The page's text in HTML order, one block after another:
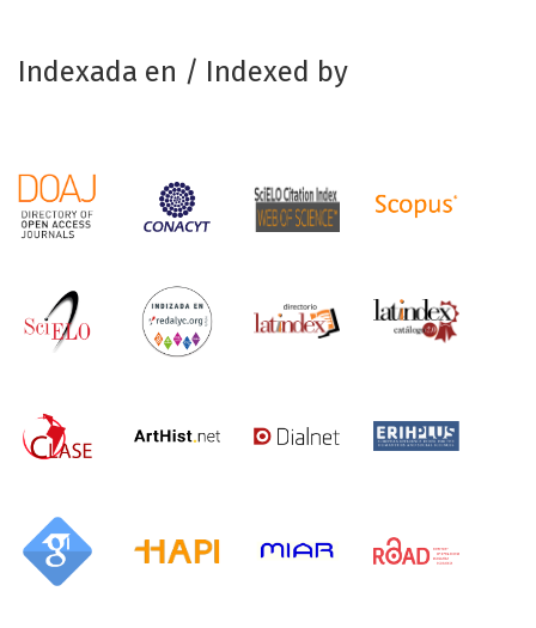
Indexada en / Indexed by